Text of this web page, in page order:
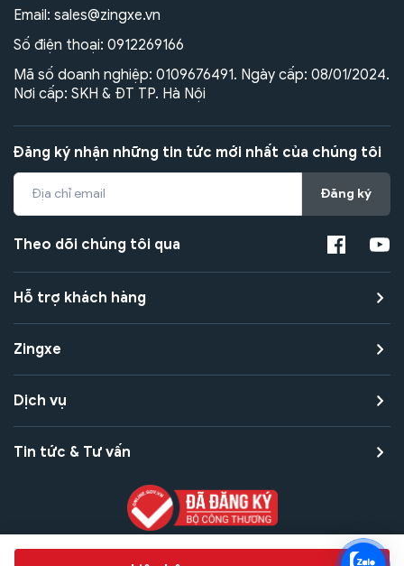
Email: sales@zingxe.vn
Số điện thoại: 0912269166
Mã số doanh nghiệp: 0109676491. Ngày cấp: 08/01/2024.
Nơi cấp: SKH & ĐT TP. Hà Nội
Đăng ký nhận những tin tức mới nhất của chúng tôi
Đăng ký
Theo dõi chúng tôi qua
Hỗ trợ khách hàng
Zingxe
Dịch vụ
Tin tức & Tư vấn